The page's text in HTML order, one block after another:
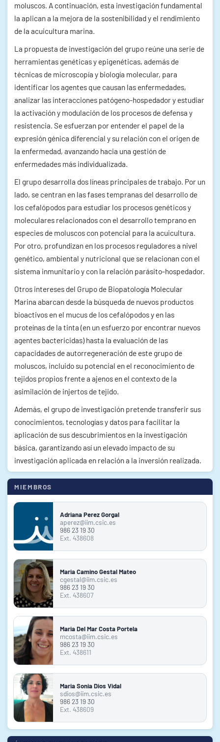
moluscos. A continuación, esta investigación fundamental
la aplican a la mejora de la sostenibilidad y el rendimiento
de la acuicultura marina.
La propuesta de investigación del grupo reúne una serie de
herramientas genéticas y epigenéticas, además de
técnicas de microscopía y biología molecular, para
identificar los agentes que causan las enfermedades,
analizar las interacciones patógeno-hospedador y estudiar
la activación y modulación de los procesos de defensa y
resistencia. Se esfuerzan por entender el papel de la
expresión génica diferencial y su relación con el origen de
la enfermedad, avanzando hacia una gestión de
enfermedades más individualizada.
El grupo desarrolla dos líneas principales de trabajo. Por un
lado, se centran en las fases tempranas del desarrollo de
los cefalópodos para estudiar los procesos genéticos y
moleculares relacionados con el desarrollo temprano en
especies de moluscos con potencial para la acuicultura.
Por otro, profundizan en los procesos reguladores a nivel
genético, ambiental y nutricional que se relacionan con el
sistema inmunitario y con la relación parásito-hospedador.
Otros intereses del Grupo de Biopatología Molecular
Marina abarcan desde la búsqueda de nuevos productos
bioactivos en el mucus de los cefalópodos y en las
proteínas de la tinta (en un esfuerzo por encontrar nuevos
agentes bactericidas) hasta la evaluación de las
capacidades de autorregeneración de este grupo de
moluscos, incluido su potencial en el reconocimiento de
tejidos propios frente a ajenos en el contexto de la
asimilación de injertos de tejido.
Además, el grupo de investigación pretende transferir sus
conocimientos, tecnologías y datos para facilitar la
aplicación de sus descubrimientos en la investigación
básica, garantizando así un elevado impacto de su
investigación aplicada en relación a la inversión realizada.
MIEMBROS
Adriana Perez Gorgal
aperez@iim.csic.es
986 23 19 30
Ext. 438608
Maria Camino Gestal Mateo
cgestal@iim.csic.es
986 23 19 30
Ext. 438607
Maria Del Mar Costa Portela
mcosta@iim.csic.es
986 23 19 30
Ext. 438611
Maria Sonia Dios Vidal
sdios@iim.csic.es
986 23 19 30
Ext. 438609